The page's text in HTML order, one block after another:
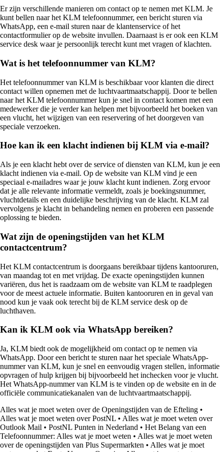
Er zijn verschillende manieren om contact op te nemen met KLM. Je
kunt bellen naar het KLM telefoonnummer, een bericht sturen via
WhatsApp, een e-mail sturen naar de klantenservice of het
contactformulier op de website invullen. Daarnaast is er ook een KLM
service desk waar je persoonlijk terecht kunt met vragen of klachten.
Wat is het telefoonnummer van KLM?
Het telefoonnummer van KLM is beschikbaar voor klanten die direct
contact willen opnemen met de luchtvaartmaatschappij. Door te bellen
naar het KLM telefoonnummer kun je snel in contact komen met een
medewerker die je verder kan helpen met bijvoorbeeld het boeken van
een vlucht, het wijzigen van een reservering of het doorgeven van
speciale verzoeken.
Hoe kan ik een klacht indienen bij KLM via e-mail?
Als je een klacht hebt over de service of diensten van KLM, kun je een
klacht indienen via e-mail. Op de website van KLM vind je een
speciaal e-mailadres waar je jouw klacht kunt indienen. Zorg ervoor
dat je alle relevante informatie vermeldt, zoals je boekingsnummer,
vluchtdetails en een duidelijke beschrijving van de klacht. KLM zal
vervolgens je klacht in behandeling nemen en proberen een passende
oplossing te bieden.
Wat zijn de openingstijden van het KLM
contactcentrum?
Het KLM contactcentrum is doorgaans bereikbaar tijdens kantooruren,
van maandag tot en met vrijdag. De exacte openingstijden kunnen
variëren, dus het is raadzaam om de website van KLM te raadplegen
voor de meest actuele informatie. Buiten kantooruren en in geval van
nood kun je vaak ook terecht bij de KLM service desk op de
luchthaven.
Kan ik KLM ook via WhatsApp bereiken?
Ja, KLM biedt ook de mogelijkheid om contact op te nemen via
WhatsApp. Door een bericht te sturen naar het speciale WhatsApp-
nummer van KLM, kun je snel en eenvoudig vragen stellen, informatie
opvragen of hulp krijgen bij bijvoorbeeld het inchecken voor je vlucht.
Het WhatsApp-nummer van KLM is te vinden op de website en in de
officiële communicatiekanalen van de luchtvaartmaatschappij.
Alles wat je moet weten over de Openingstijden van de Efteling •
Alles wat je moet weten over PostNL • Alles wat je moet weten over
Outlook Mail • PostNL Punten in Nederland • Het Belang van een
Telefoonnummer: Alles wat je moet weten • Alles wat je moet weten
over de openingstijden van Plus Supermarkten • Alles wat je moet